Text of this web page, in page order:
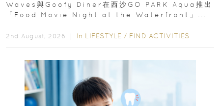
Waves與Goofy Diner在西沙GO PARK Aqua推出
「Food Movie Night at the Waterfront」...
2nd August, 2026 ｜ In LIFESTYLE / FIND ACTIVITIES